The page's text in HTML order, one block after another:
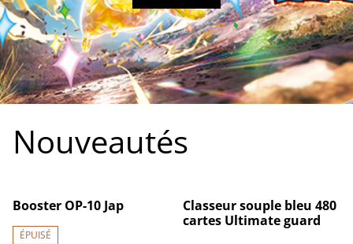
Nouveautés
Booster OP-10 Jap
ÉPUISÉ
Classeur souple bleu 480
cartes Ultimate guard